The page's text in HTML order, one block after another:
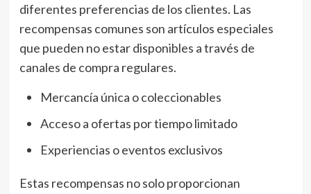
diferentes preferencias de los clientes. Las
recompensas comunes son artículos especiales
que pueden no estar disponibles a través de
canales de compra regulares.
Mercancía única o coleccionables
Acceso a ofertas por tiempo limitado
Experiencias o eventos exclusivos
Estas recompensas no solo proporcionan